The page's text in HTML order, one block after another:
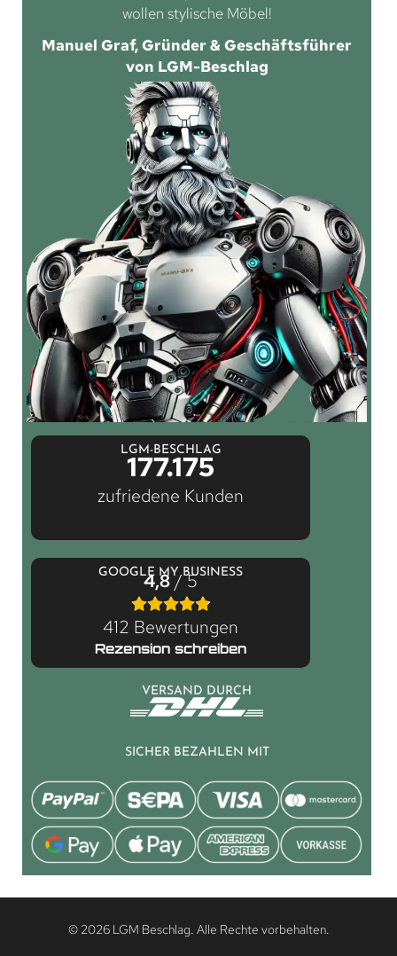
wollen stylische Möbel!
Manuel Graf, Gründer & Geschäftsführer
von LGM-Beschlag
LGM-BESCHLAG
177.175
zufriedene Kunden
GOOGLE MY BUSINESS
4,8/ 5
412 Bewertungen
Rezension schreiben
VERSAND DURCH
SICHER BEZAHLEN MIT
© 2026 LGM Beschlag. Alle Rechte vorbehalten.